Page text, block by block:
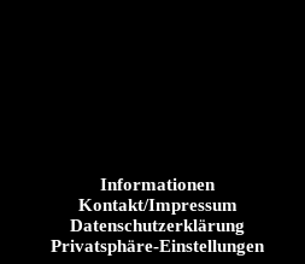
Informationen
Kontakt/Impressum
Datenschutzerklärung
Privatsphäre-Einstellungen